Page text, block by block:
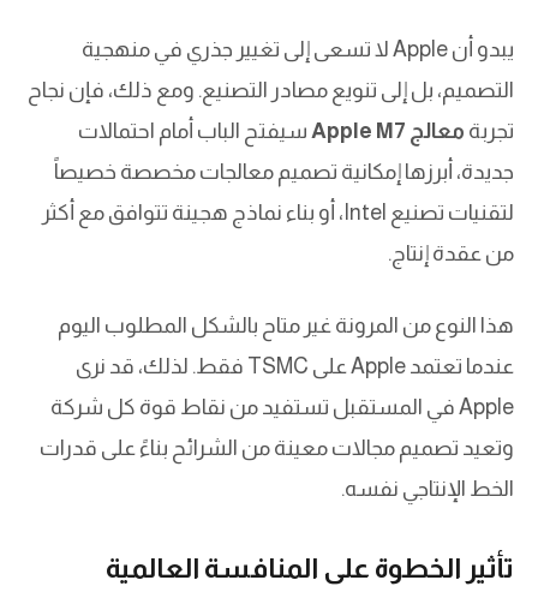
يبدو أن Apple لا تسعى إلى تغيير جذري في منهجية
التصميم، بل إلى تنويع مصادر التصنيع. ومع ذلك، فإن نجاح
تجربة معالج Apple M7
سيفتح الباب أمام احتمالات
جديدة، أبرزها إمكانية تصميم معالجات مخصصة خصيصاً
لتقنيات تصنيع Intel، أو بناء نماذج هجينة تتوافق مع أكثر
من عقدة إنتاج.
هذا النوع من المرونة غير متاح بالشكل المطلوب اليوم
عندما تعتمد Apple على TSMC فقط. لذلك، قد نرى
Apple في المستقبل تستفيد من نقاط قوة كل شركة
وتعيد تصميم مجالات معينة من الشرائح بناءً على قدرات
الخط الإنتاجي نفسه.
تأثير الخطوة على المنافسة العالمية